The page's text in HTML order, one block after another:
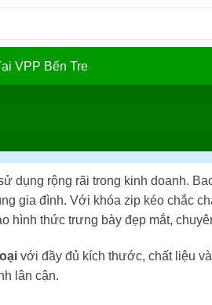
VPP Bến Tre
dụng rộng rãi trong kinh doanh.
gia đình. Với khóa zip kéo chắc
hình thức trưng bày đẹp mắt,
với đầy đủ kích thước, chất liệu
lân cận.